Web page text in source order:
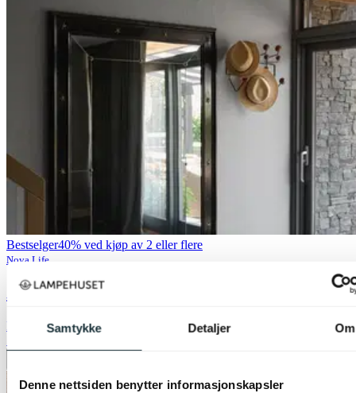
Samtykke Detaljer Om
Denne nettsiden benytter informasjonskapsler
Bestselger40% ved kjøp av 2 eller flere
Nova Life
Archie plafond taklampe 51cm sort
kr 8 499,-